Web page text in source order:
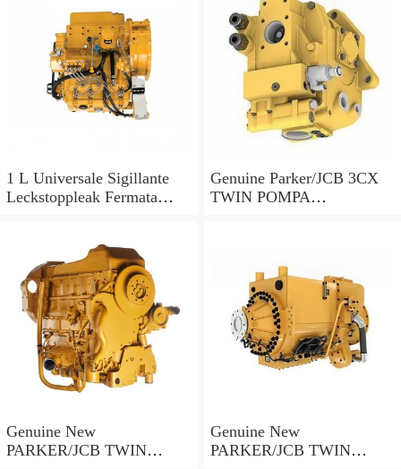
1 L Universale Sigillante
Leckstoppleak Fermata
Genuine Parker/JCB 3CX
TWIN POMPA
Genuine New
PARKER/JCB TWIN
Genuine New
PARKER/JCB TWIN